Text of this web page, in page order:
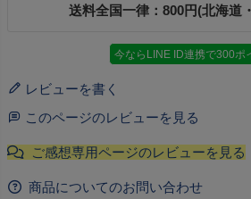
送料全国一律：800円(北海道
今ならLINE ID連携で300ポ
レビューを書く
このページのレビューを見る
商品についてのお問い合わせ